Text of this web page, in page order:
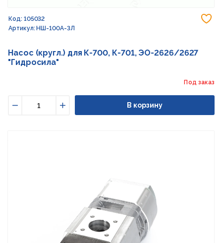
Код: 105032
Артикул: НШ-100А-3Л
Насос (кругл.) для К-700, К-701, ЭО-2626/2627
"Гидросила"
Под заказ
Увеличить
В корзину